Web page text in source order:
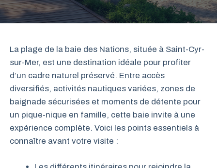
La plage de la baie des Nations, située à Saint-Cyr-
sur-Mer, est une destination idéale pour profiter
d’un cadre naturel préservé. Entre accès
diversifiés, activités nautiques variées, zones de
baignade sécurisées et moments de détente pour
un pique-nique en famille, cette baie invite à une
expérience complète. Voici les points essentiels à
connaître avant votre visite :